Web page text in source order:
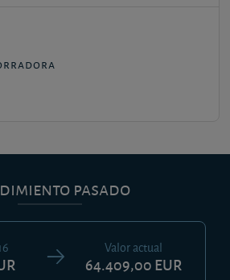
pasado
Valor actual
64.409,00 EUR